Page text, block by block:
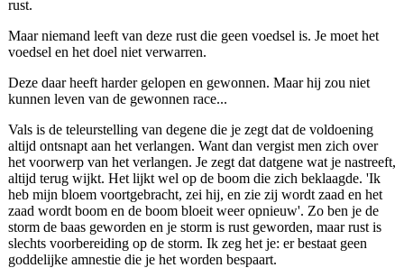
rust.
Maar niemand leeft van deze rust die geen voedsel is. Je moet het
voedsel en het doel niet verwarren.
Deze daar heeft harder gelopen en gewonnen. Maar hij zou niet
kunnen leven van de gewonnen race...
Vals is de teleurstelling van degene die je zegt dat de voldoening
altijd ontsnapt aan het verlangen. Want dan vergist men zich over
het voorwerp van het verlangen. Je zegt dat datgene wat je nastreeft,
altijd terug wijkt. Het lijkt wel op de boom die zich beklaagde. 'Ik
heb mijn bloem voortgebracht, zei hij, en zie zij wordt zaad en het
zaad wordt boom en de boom bloeit weer opnieuw'. Zo ben je de
storm de baas geworden en je storm is rust geworden, maar rust is
slechts voorbereiding op de storm. Ik zeg het je: er bestaat geen
goddelijke amnestie die je het worden bespaart.